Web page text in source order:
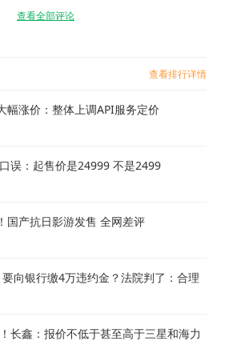
查看全部评论
查看排行详情
幅涨价：整体上调API服务定价
误：起售价是24999 不是2499
国产抗日影游发售 全网差评
向银行缴4万违约金？法院判了：合理
长鑫：报价不低于甚至高于三星和海力